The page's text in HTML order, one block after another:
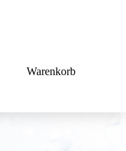
Warenkorb